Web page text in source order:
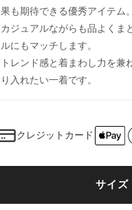
果も期待できる優秀アイテム。
カジュアルながらも品よくま
ルにもマッチします。
トレンド感と着まわし力を
り入れたい一着です。
クレジットカード
サイズ